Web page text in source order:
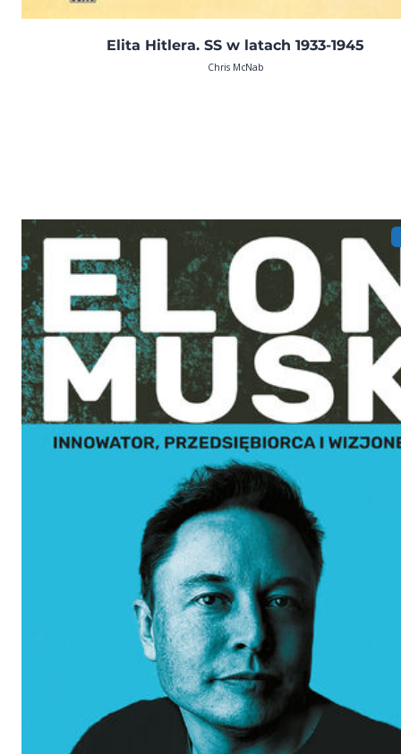
Elita Hitlera. SS w latach 1933-1945
Chris McNab